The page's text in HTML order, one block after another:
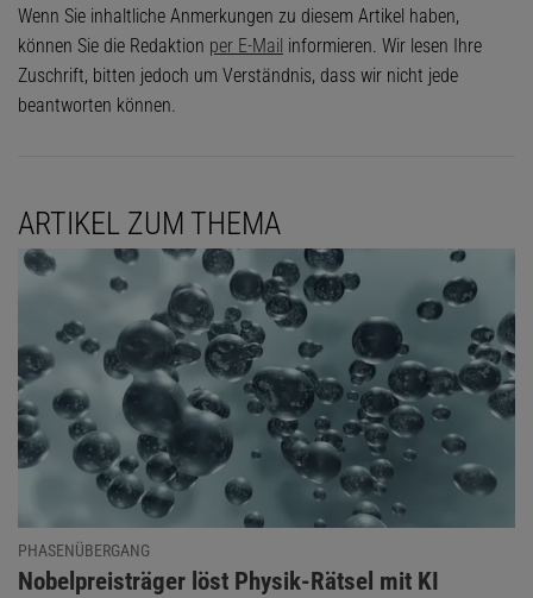
Wenn Sie inhaltliche Anmerkungen zu diesem Artikel haben,
können Sie die Redaktion per E-Mail informieren. Wir lesen Ihre
Zuschrift, bitten jedoch um Verständnis, dass wir nicht jede
beantworten können.
ARTIKEL ZUM THEMA
PHASENÜBERGANG
:
Nobelpreisträger löst Physik-Rätsel mit KI